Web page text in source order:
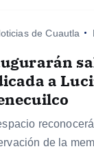
de Cuautla
a
de la